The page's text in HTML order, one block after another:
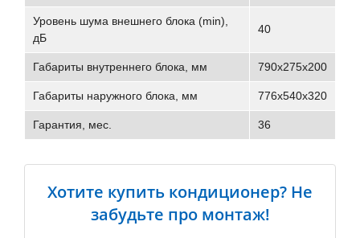
Уровень шума внешнего блока (min),
дБ
40
Габариты внутреннего блока, мм 790x275x200
Габариты наружного блока, мм 776x540x320
Гарантия, мес. 36
Хотите купить кондиционер? Не
забудьте про монтаж!